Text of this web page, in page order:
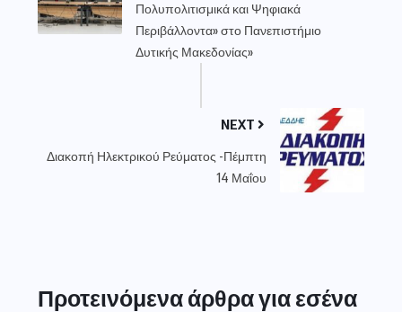
Πολυπολιτισμικά και Ψηφιακά
Περιβάλλοντα» στο Πανεπιστήμιο
Δυτικής Μακεδονίας»
NEXT
Διακοπή Ηλεκτρικού Ρεύματος -Πέμπτη
14 Μαΐου
Προτεινόμενα άρθρα για εσένα